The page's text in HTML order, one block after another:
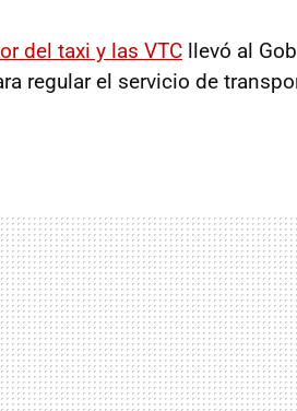
del taxi y las VTC llevó al
regular el servicio de